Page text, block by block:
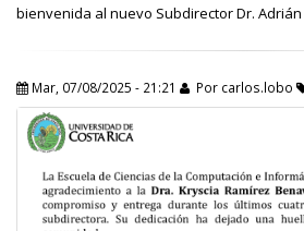
bienvenida al nuevo Subdirector Dr.
Mar, 07/08/2025 - 21:21 Por carlos.lobo